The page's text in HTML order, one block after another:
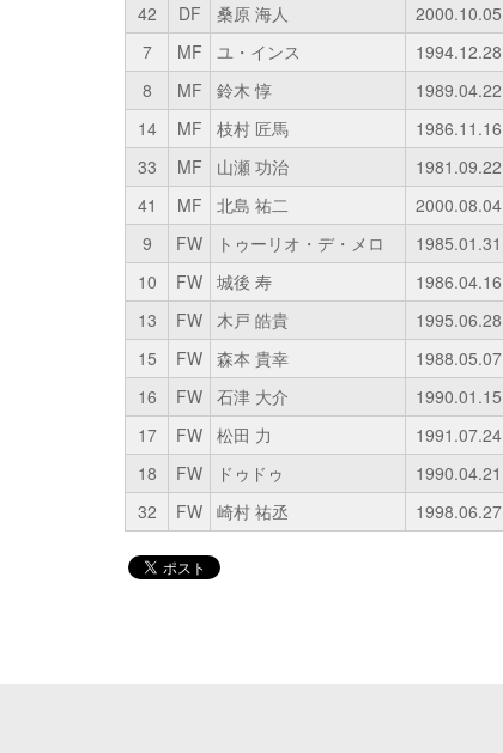
42
DF 桑原 海人 2000.10.05
7
MF ユ・インス 1994.12.28
8
MF 鈴木 惇 1989.04.22
14
MF 枝村 匠馬 1986.11.16
33
MF 山瀬 功治 1981.09.22
41
MF 北島 祐二 2000.08.04
9
FW トゥーリオ・デ・メロ 1985.01.31
10
FW 城後 寿 1986.04.16
13
FW 木戸 皓貴 1995.06.28
15
FW 森本 貴幸 1988.05.07
16
FW 石津 大介 1990.01.15
17
FW 松田 力 1991.07.24
18
FW ドゥドゥ 1990.04.21
32
FW 崎村 祐丞 1998.06.27